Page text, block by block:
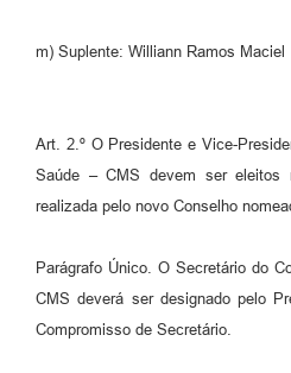
m) Suplente: Williann Ramos Maciel
Art. 2.º O Presidente e Vice-
Saúde – CMS devem ser eleitos
realizada pelo novo Conselho
Parágrafo Único. O Secretário do
CMS deverá ser designado pelo
Compromisso de Secretário.